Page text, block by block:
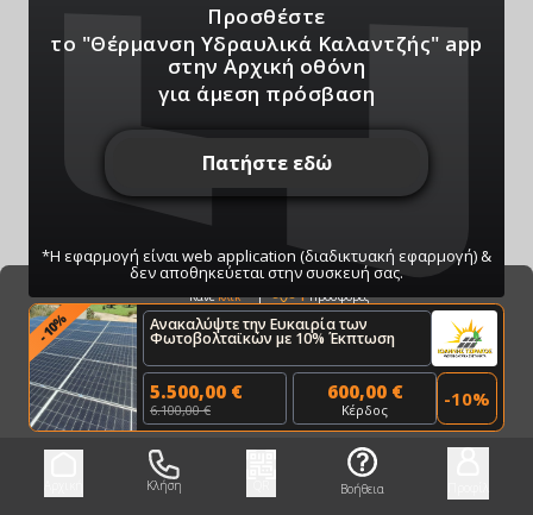
ΠΑΤΗΣΤΕ ΓΙΑ ΝΑ ΛΑΒΕΤΕ ΕΙΔΟΠΟΙΗΣΕΙΣ
ΜΑΣ
Μπορείτε να κάνετε ανά πάσα στιγμή σίγαση/
ενεργοποίηση μέσω του κουμπιού
Κάνεκλικ
Bazaar
1Προσφορές
-
10% Ανακαλύψτε την Ευκαιρία των
Φωτοβολταϊκών με 10% Έκπτωση
5.500,00 €
6.100,00 €
600,00 €
Κέρδος -10%
Κλήση Βοήθεια
Προσθέστε
το "Θέρμανση Υδραυλικά Καλαντζής" app
στην Αρχική οθόνη
για άμεση πρόσβαση
Πατήστε εδώ
*Η εφαρμογή είναι web application (διαδικτυακή εφαρμογή) &
δεν αποθηκεύεται στην συσκευή σας.